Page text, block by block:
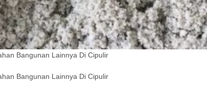
Bangunan Lainnya Di Cipulir
Bangunan Lainnya Di Cipulir